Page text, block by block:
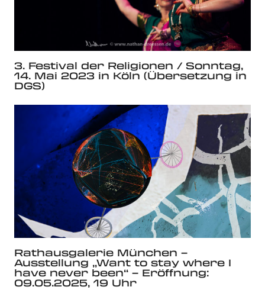
3. Festival der Religionen / Sonntag,
14. Mai 2023 in Köln (Übersetzung in
DGS)
Rathausgalerie München –
Ausstellung „Want to stay where I
have never been“ – Eröffnung:
09.05.2025, 19 Uhr